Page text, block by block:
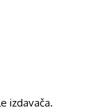
izdavača.